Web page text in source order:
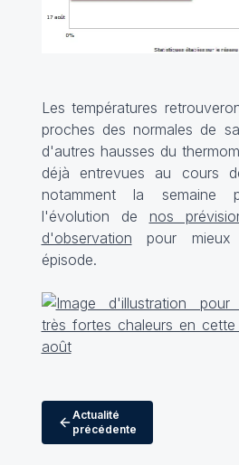
Les températures
proches des normales de
d'autres hausses du
déjà entrevues au cours
notamment la semaine
l'évolution de nos
d'observation pour mieux
épisode.
Actualité
précédente